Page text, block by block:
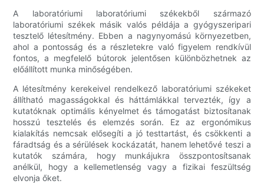
A laboratóriumi laboratóriumi székekből származó
laboratóriumi székek másik valós példája a gyógyszeripari
tesztelő létesítmény. Ebben a nagynyomású környezetben,
ahol a pontosság és a részletekre való figyelem rendkívül
fontos, a megfelelő bútorok jelentősen különbözhetnek az
előállított munka minőségében.
A létesítmény kerekeivel rendelkező laboratóriumi székeket
állítható magasságokkal és háttámlákkal tervezték, így a
kutatóknak optimális kényelmet és támogatást biztosítanak
hosszú tesztelés és elemzés során. Ez az ergonómikus
kialakítás nemcsak elősegíti a jó testtartást, és csökkenti a
fáradtság és a sérülések kockázatát, hanem lehetővé teszi a
kutatók számára, hogy munkájukra összpontosítsanak
anélkül, hogy a kellemetlenség vagy a fizikai feszültség
elvonja őket.